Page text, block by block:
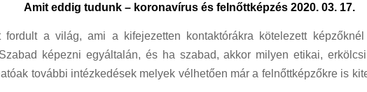
Amit eddig tudunk – koronavírus és felnőttképzés 2020. 03. 17.
a világ, ami a kifejezetten kontaktórákra kötelezett
képezni egyáltalán, és ha szabad, akkor milyen etikai,
további intézkedések melyek vélhetően már a felnőttképzőkre is